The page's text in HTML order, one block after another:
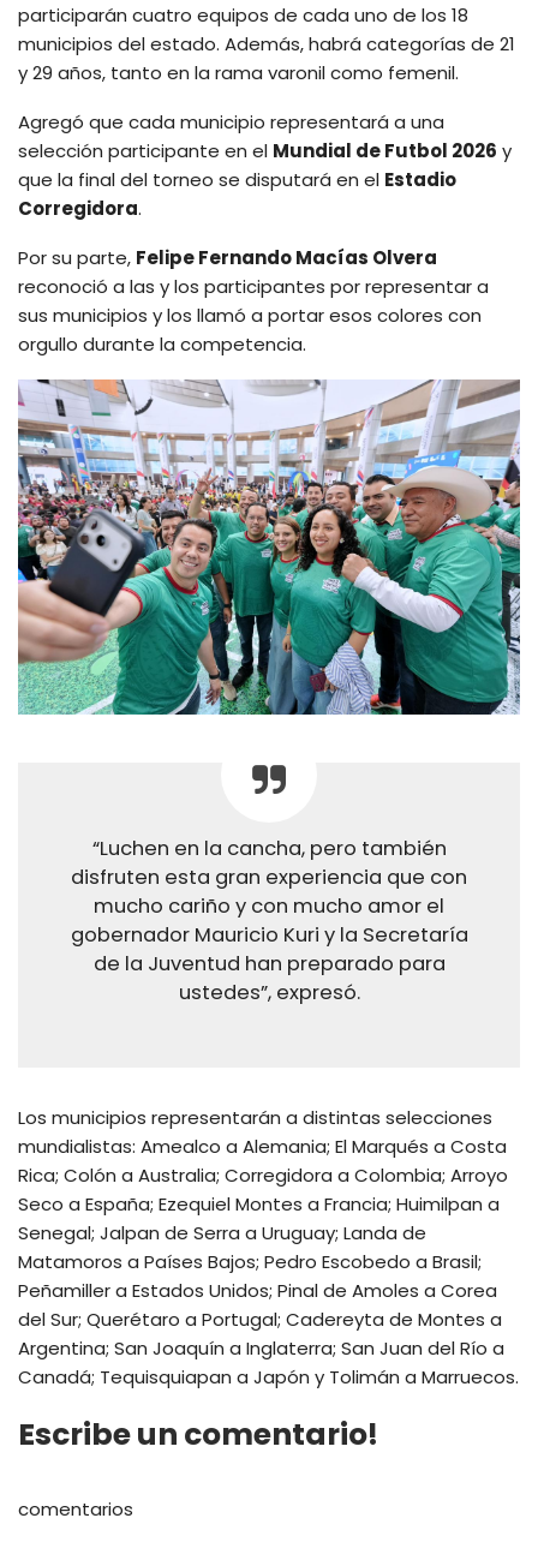
participarán cuatro equipos de cada uno de los 18
municipios del estado. Además, habrá categorías de 21
y 29 años, tanto en la rama varonil como femenil.
Agregó que cada municipio representará a una
selección participante en el Mundial de Futbol 2026 y
que la final del torneo se disputará en el Estadio
Corregidora.
Por su parte, Felipe Fernando Macías Olvera
reconoció a las y los participantes por representar a
sus municipios y los llamó a portar esos colores con
orgullo durante la competencia.
“Luchen en la cancha, pero también
disfruten esta gran experiencia que con
mucho cariño y con mucho amor el
gobernador Mauricio Kuri y la Secretaría
de la Juventud han preparado para
ustedes”, expresó.
Los municipios representarán a distintas selecciones
mundialistas: Amealco a Alemania; El Marqués a Costa
Rica; Colón a Australia; Corregidora a Colombia; Arroyo
Seco a España; Ezequiel Montes a Francia; Huimilpan a
Senegal; Jalpan de Serra a Uruguay; Landa de
Matamoros a Países Bajos; Pedro Escobedo a Brasil;
Peñamiller a Estados Unidos; Pinal de Amoles a Corea
del Sur; Querétaro a Portugal; Cadereyta de Montes a
Argentina; San Joaquín a Inglaterra; San Juan del Río a
Canadá; Tequisquiapan a Japón y Tolimán a Marruecos.
Escribe un comentario!
comentarios